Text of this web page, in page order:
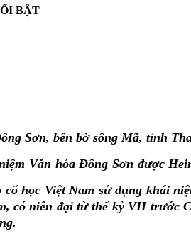
BẬT
Sơn, bên bờ sông Mã, tỉnh
Văn hóa Đông Sơn được
học Việt Nam sử dụng khái
có niên đại từ thế kỷ VII trước